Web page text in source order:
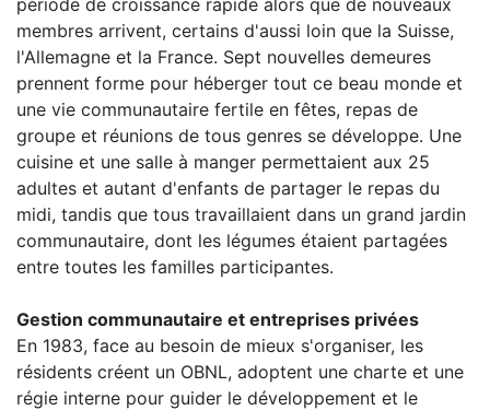
période de croissance rapide alors que de nouveaux
membres arrivent, certains d'aussi loin que la Suisse,
l'Allemagne et la France. Sept nouvelles demeures
prennent forme pour héberger tout ce beau monde et
une vie communautaire fertile en fêtes, repas de
groupe et réunions de tous genres se développe. Une
cuisine et une salle à manger permettaient aux 25
adultes et autant d'enfants de partager le repas du
midi, tandis que tous travaillaient dans un grand jardin
communautaire, dont les légumes étaient partagées
entre toutes les familles participantes.
Gestion communautaire et entreprises privées
En 1983, face au besoin de mieux s'organiser, les
résidents créent un OBNL, adoptent une charte et une
régie interne pour guider le développement et le